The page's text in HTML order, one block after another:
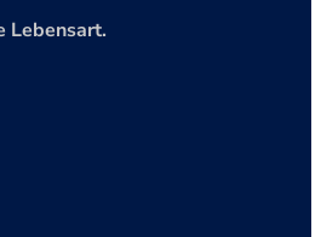
Lebensart.